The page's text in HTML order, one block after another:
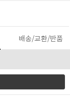
배송/교환/반품